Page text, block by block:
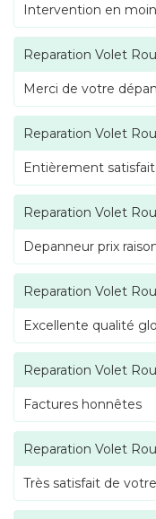
Intervention en
Reparation Volet
Merci de votre
Reparation Volet
Entièrement
Reparation Volet
Depanneur prix
Reparation Volet
Excellente qualité
Reparation Volet
Factures honnêtes
Reparation Volet
Très satisfait de